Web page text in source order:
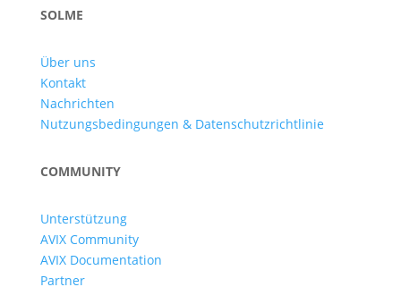
SOLME
Über uns
Kontakt
Nachrichten
Nutzungsbedingungen & Datenschutzrichtlinie
COMMUNITY
Unterstützung
AVIX Community
AVIX Documentation
Partner